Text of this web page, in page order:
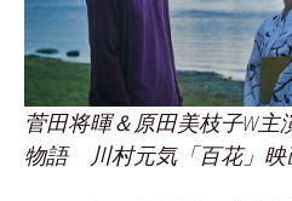
菅田将暉＆原田美枝子W
物語 川村元気「百花」映